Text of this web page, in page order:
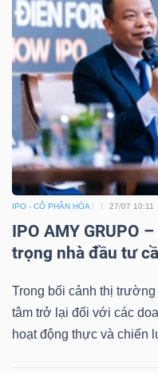
IPO - CỔ PHẦN HÓA 27/07 10:11
IPO AMY GRUPO
trọng nhà đầu tư
Trong bối cảnh thị
tâm trở lại đối với các
hoạt động thực và chiến
đạo
(-)
Tất cả Người nội bộ
Tin
tức
(-)
Bài
viết
của
giả
(-)